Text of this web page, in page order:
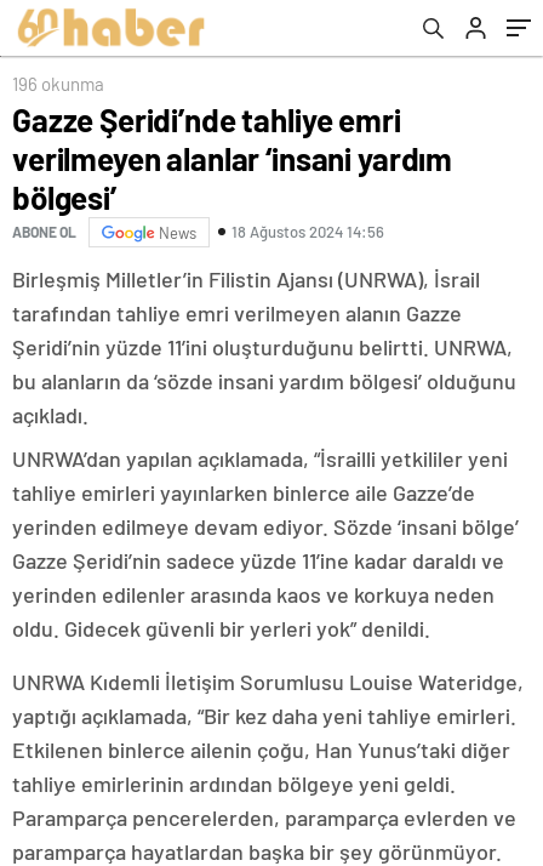
196 okunma
Gazze Şeridi’nde tahliye emri
verilmeyen alanlar ‘insani yardım
bölgesi’
ABONE OL News 18 Ağustos 2024 14:56
Birleşmiş Milletler’in Filistin Ajansı (UNRWA), İsrail
tarafından tahliye emri verilmeyen alanın Gazze
Şeridi’nin yüzde 11’ini oluşturduğunu belirtti. UNRWA,
bu alanların da ‘sözde insani yardım bölgesi’ olduğunu
açıkladı.
UNRWA’dan yapılan açıklamada, “İsrailli yetkililer yeni
tahliye emirleri yayınlarken binlerce aile Gazze’de
yerinden edilmeye devam ediyor. Sözde ‘insani bölge’
Gazze Şeridi’nin sadece yüzde 11’ine kadar daraldı ve
yerinden edilenler arasında kaos ve korkuya neden
oldu. Gidecek güvenli bir yerleri yok” denildi.
UNRWA Kıdemli İletişim Sorumlusu Louise Wateridge,
yaptığı açıklamada, “Bir kez daha yeni tahliye emirleri.
Etkilenen binlerce ailenin çoğu, Han Yunus’taki diğer
tahliye emirlerinin ardından bölgeye yeni geldi.
Paramparça pencerelerden, paramparça evlerden ve
paramparça hayatlardan başka bir şey görünmüyor.